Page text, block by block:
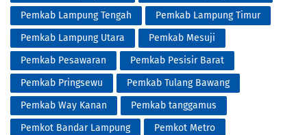
Pemkab Lampung Tengah
Pemkab Lampung Timur
Pemkab Lampung Utara
Pemkab Mesuji
Pemkab Pesawaran
Pemkab Pesisir Barat
Pemkab Pringsewu
Pemkab Tulang Bawang
Pemkab Way Kanan
Pemkab tanggamus
Pemkot Bandar Lampung
Pemkot Metro